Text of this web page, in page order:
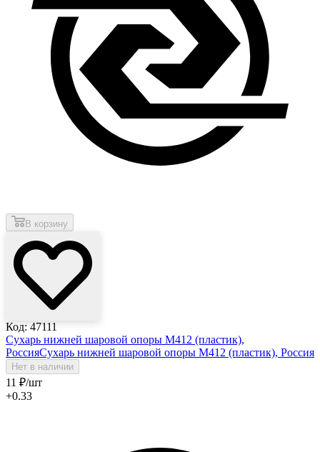
В корзину
Код: 47111
Сухарь нижней шаровой опоры М412 (пластик),
РоссияСухарь нижней шаровой опоры М412 (пластик), Россия
Нет в наличии
11 ₽/шт
+0.33